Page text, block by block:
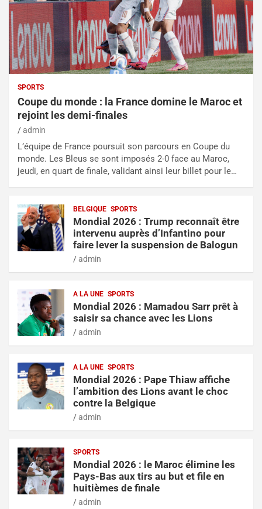
SPORTS
Coupe du monde : la France domine le Maroc et
rejoint les demi-finales
admin
L’équipe de France poursuit son parcours en Coupe du
monde. Les Bleus se sont imposés 2-0 face au Maroc,
jeudi, en quart de finale, validant ainsi leur billet pour le…
BELGIQUE SPORTS
Mondial 2026 : Trump reconnaît être
intervenu auprès d’Infantino pour
faire lever la suspension de Balogun
admin
A LA UNE SPORTS
Mondial 2026 : Mamadou Sarr prêt à
saisir sa chance avec les Lions
admin
A LA UNE SPORTS
Mondial 2026 : Pape Thiaw affiche
l’ambition des Lions avant le choc
contre la Belgique
admin
SPORTS
Mondial 2026 : le Maroc élimine les
Pays-Bas aux tirs au but et file en
huitièmes de finale
admin